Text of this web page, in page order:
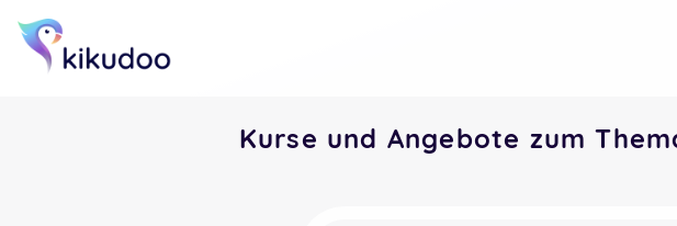
Kurse und Angebote zum